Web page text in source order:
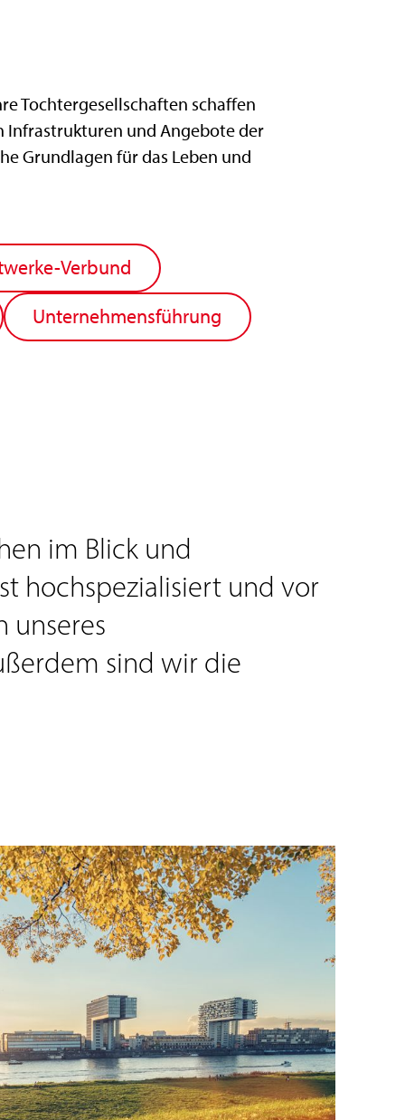
Tochtergesellschaften schaffen
und Angebote der
Grundlagen für das Leben und
Verbund
Unternehmensführung
im Blick und
hochspezialisiert und vor
unseres
sind wir die